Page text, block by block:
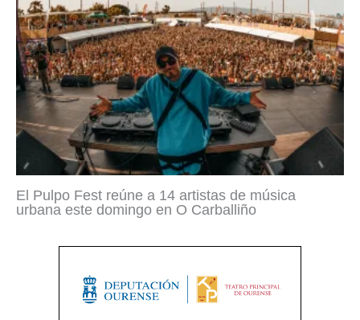
El Pulpo Fest reúne a 14 artistas de música
urbana este domingo en O Carballiño